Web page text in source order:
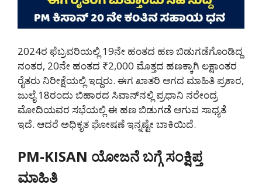
2024ರ ಫೆಬ್ರವರಿಯಲ್ಲಿ 19ನೇ ಹಂತದ ಹಣ ಬಿಡುಗಡೆಗೊಂಡಿದ್ದ
ನಂತರ, 20ನೇ ಹಂತದ ₹2,000 ಮೊತ್ತದ ಹಣಕ್ಕಾಗಿ ಲಕ್ಷಾಂತರ
ರೈತರು ನಿರೀಕ್ಷೆಯಲ್ಲಿ ಇದ್ದರು. ಈಗ ಖಾತರಿ ಆಗದ ಮಾಹಿತಿ ಪ್ರಕಾರ,
ಜುಲೈ 18ರಂದು ಬಿಹಾರದ ಸಿವಾನ್‌ನಲ್ಲಿ ಪ್ರಧಾನಿ ನರೇಂದ್ರ
ಮೋದಿಯವರ ಸಭೆಯಲ್ಲಿ ಈ ಹಣ ಬಿಡುಗಡೆ ಆಗುವ ಸಾಧ್ಯತೆ
ಇದೆ. ಆದರೆ ಅಧಿಕೃತ ಘೋಷಣೆ ಇನ್ನಷ್ಟೇ ಬಾಕಿಯಿದೆ.
PM-KISAN ಯೋಜನೆ ಬಗ್ಗೆ ಸಂಕ್ಷಿಪ್ತ
ಮಾಹಿತಿ